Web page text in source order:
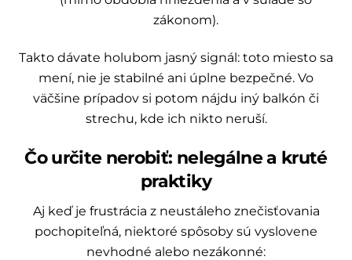
zákonom).
Takto dávate holubom jasný signál: toto miesto sa
mení, nie je stabilné ani úplne bezpečné. Vo
väčšine prípadov si potom nájdu iný balkón či
strechu, kde ich nikto neruší.
Čo určite nerobiť: nelegálne a kruté
praktiky
Aj keď je frustrácia z neustáleho znečisťovania
pochopiteľná, niektoré spôsoby sú vyslovene
nevhodné alebo nezákonné: